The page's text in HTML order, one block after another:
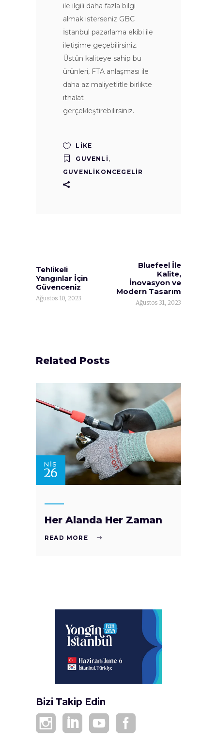
ile ilgili daha fazla bilgi
almak isterseniz GBC
İstanbul pazarlama ekibi ile
iletişime geçebilirsiniz.
Üstün kaliteye sahip bu
ürünleri, FTA anlaşması ile
daha az maliyetlitle birlikte
ithalat
gerçekleştirebilirsiniz.
LIKE
GUVENLI ,
GUVENLIKONCEGELIR
Tehlikeli
Yangınlar İçin
Güvenceniz
Ağustos 10, 2023
Bluefeel İle
Kalite,
İnovasyon ve
Modern Tasarım
Ağustos 31, 2023
Related Posts
NIS
26
Her Alanda Her Zaman
READ MORE
Bizi Takip Edin